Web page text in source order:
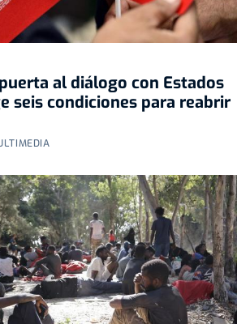
al diálogo con Estados
seis condiciones para reabrir